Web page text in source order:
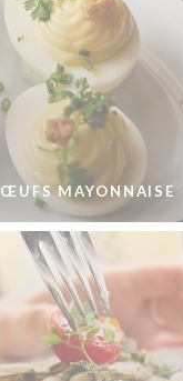
ŒUFS MAYONNAISE